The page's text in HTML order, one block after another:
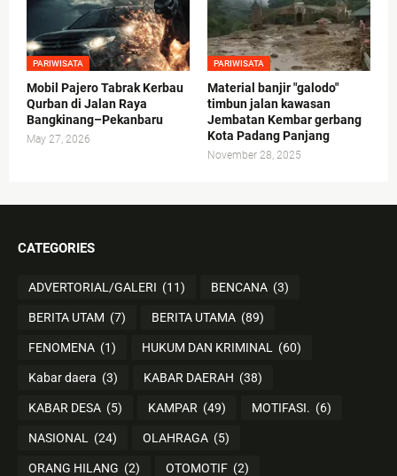
PARIWISATA
Mobil Pajero Tabrak Kerbau
Qurban di Jalan Raya
Bangkinang–Pekanbaru
May 27, 2026
PARIWISATA
Material banjir "galodo"
timbun jalan kawasan
Jembatan Kembar gerbang
Kota Padang Panjang
November 28, 2025
CATEGORIES
ADVERTORIAL/GALERI (11) BENCANA (3)
BERITA UTAM (7) BERITA UTAMA (89)
FENOMENA (1) HUKUM DAN KRIMINAL (60)
Kabar daera (3) KABAR DAERAH (38)
KABAR DESA (5) KAMPAR (49) MOTIFASI. (6)
NASIONAL (24) OLAHRAGA (5)
ORANG HILANG (2) OTOMOTIF (2)